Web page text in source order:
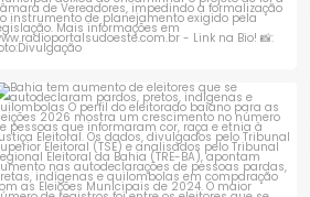
Bahia tem aumento de eleitores que se
autodeclaram...
1 0